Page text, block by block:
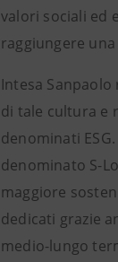
valori sociali ed
raggiungere
Intesa
di tale cultura e
denominati
denominato S-
maggiore
dedicati grazie
medio-lungo